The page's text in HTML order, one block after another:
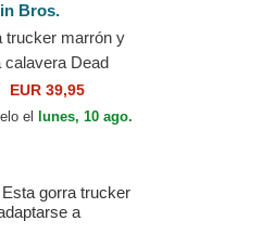
Bros.
trucker marrón y
calavera Dead
The Farm de
Bros.
EUR 39,95
el lunes, 10 ago.
gorra trucker
a